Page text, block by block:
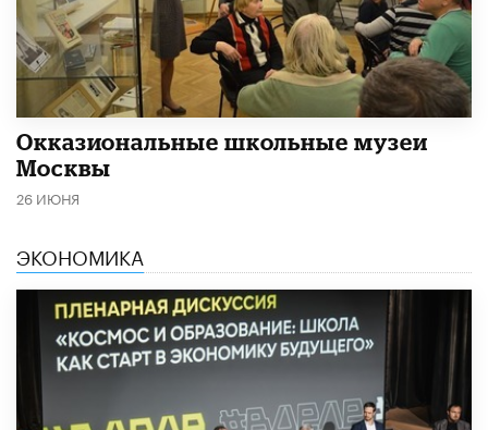
​Окказиональные школьные музеи
Москвы
26 ИЮНЯ
ЭКОНОМИКА